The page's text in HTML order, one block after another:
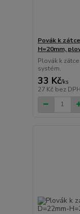
Povák k
H=20mm,
Plovák k
systém.
33 Kč/ks
27 Kč bez DPH